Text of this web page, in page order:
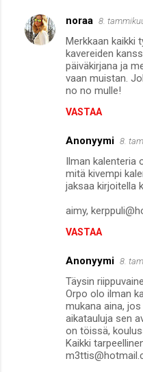
noraa 8.
Merkkaan kaikki
kavereiden
päiväkirjana ja
vaan muistan.
no no mulle!
VASTAA
Anonyymi 8.
Ilman kalenteria
mitä kivempi
jaksaa kirjoitella
aimy,
VASTAA
Anonyymi 8.
Täysin
Orpo olo ilman
mukana aina,
aikatauluja sen
on töissä,
Kaikki